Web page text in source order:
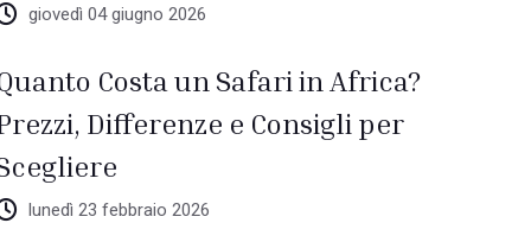
giovedì 04 giugno 2026
Costa un Safari in Africa?
Differenze e Consigli per
lunedì 23 febbraio 2026